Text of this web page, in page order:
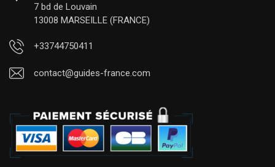
7 bd de Louvain
13008 MARSEILLE (FRANCE)
+33744750411
contact@guides-france.com